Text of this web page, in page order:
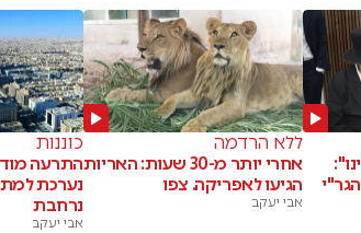
ללא הרדמה
אחרי יותר מ-30 שעות: האריות
הגיעו לאפריקה. צפו
אבי יעקב
כוננות
התרעה
נערכת
נרחבת
אבי יעקב